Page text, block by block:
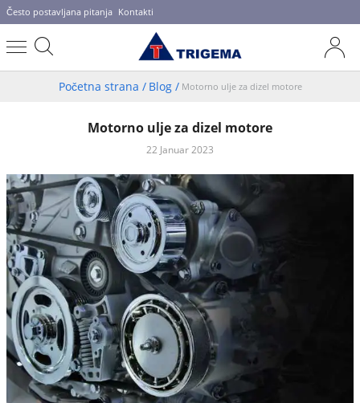
Često postavljana pitanja Kontakti
Početna strana / Blog / Motorno ulje za dizel motore
Motorno ulje za dizel motore
22 Januar 2023